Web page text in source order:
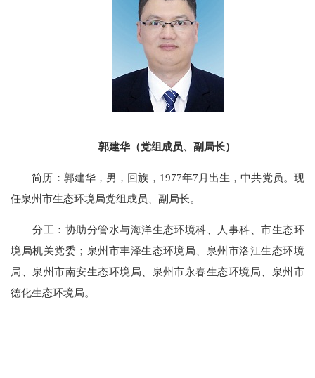
郭建华（党组成员、副局长）
简历：郭建华，男，回族，1977年7月出生，中共党员。现
任泉州市生态环境局党组成员、副局长。
分工： 协助分管水与海洋生态环境科、人事科、市生态环
境局机关党委；泉州市丰泽生态环境局、泉州市洛江生态环境
局、泉州市南安生态环境局
泉州市永春生态环境局、泉州市
德化生态环境局。